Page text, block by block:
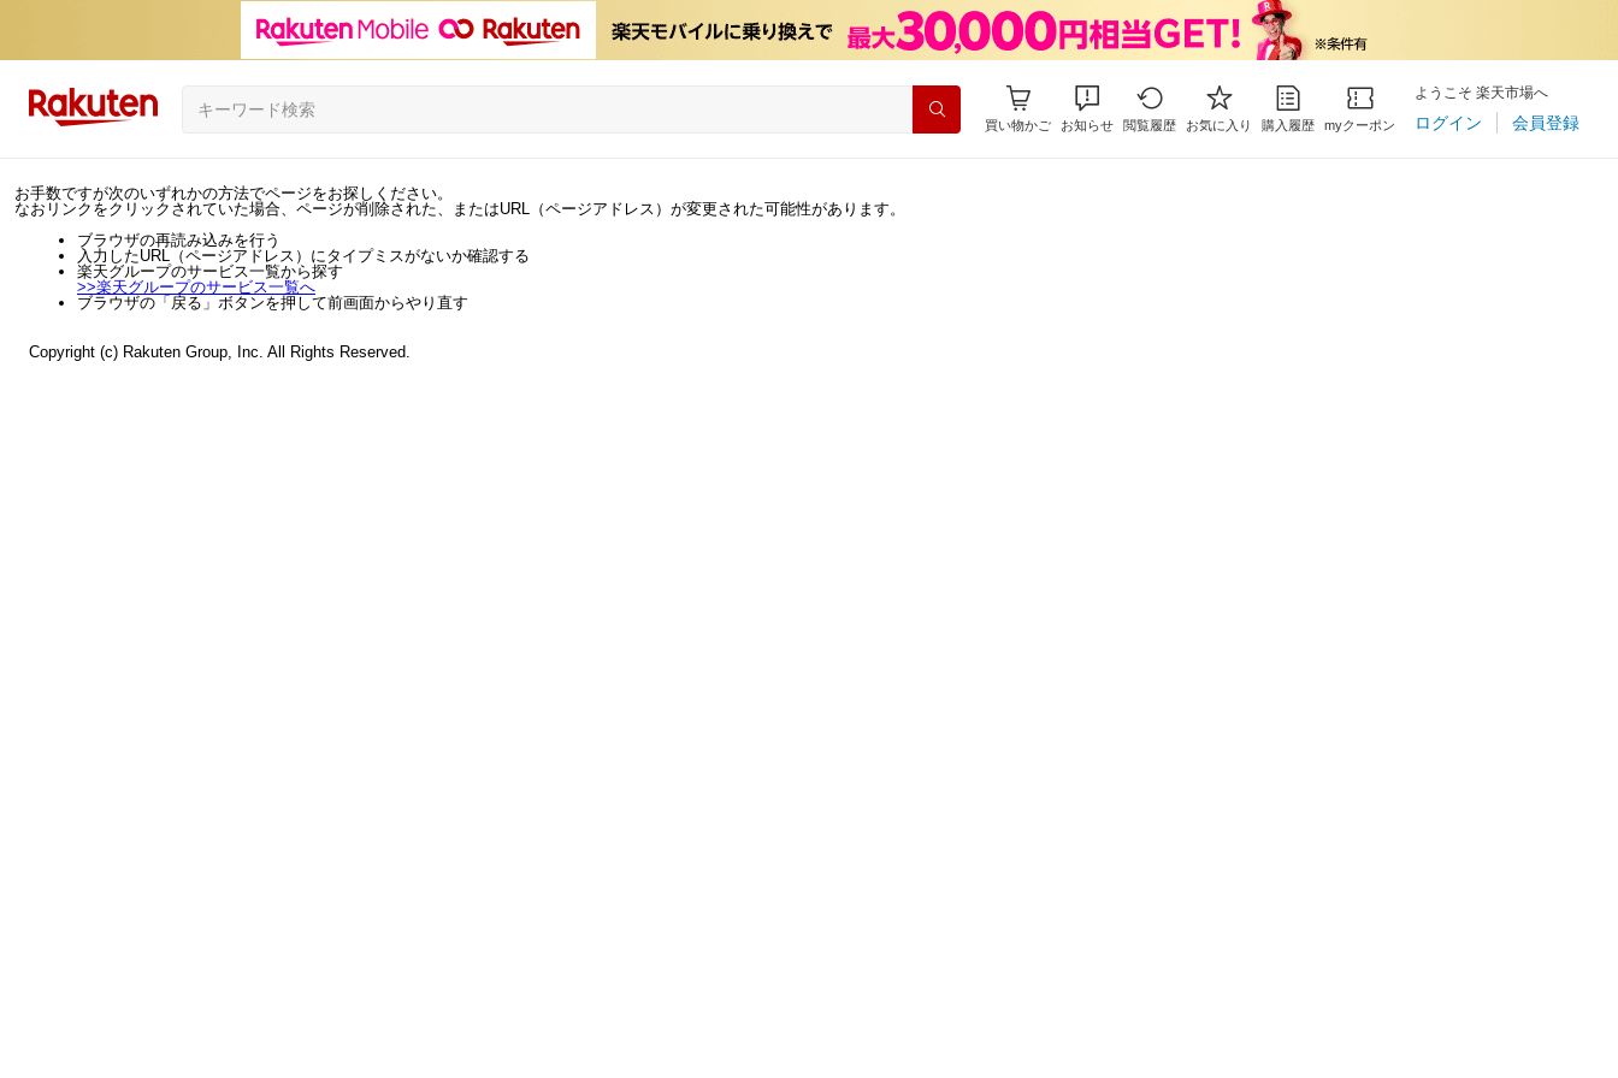
買い物かご お知らせ 閲覧履歴 お気に入り 購入履歴 myクーポン
ようこそ 楽天市場へ
ログイン 会員登録
お手数ですが次のいずれかの方法でページをお探しください。
なおリンクをクリックされていた場合、ページが削除された、またはURL（ページアドレス）が変更された可能性があります。
ブラウザの再読み込みを行う
入力したURL（ページアドレス）にタイプミスがないか確認する
楽天グループのサービス一覧から探す
>>楽天グループのサービス一覧へ
ブラウザの「戻る」ボタンを押して前画面からやり直す
Copyright (c) Rakuten Group, Inc. All Rights Reserved.